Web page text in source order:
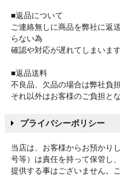
■返品について
ご連絡無しに商品を弊社に返
らない為
確認や対応が遅れてしまいま
■返品送料
不良品、欠品の場合は弊社負
それ以外はお客様のご負担と
プライバシーポリシー
当店は、お客様からお預かり
号等）は責任を持って保管し
提供する事はございません。